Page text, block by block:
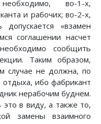
во-1-х,
и рабочих; во-2-х,
«взамен
соглашении насчет
сообщить
Таким образом,
случае не должна, по
ибо фабрикант
нерабочим буднем.
это в виду, а также то,
замены взаимного